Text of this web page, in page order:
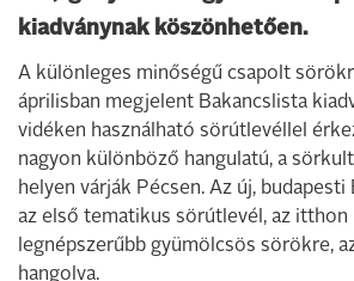
kiadványnak köszönhetően.
A különleges minőségű csapolt
áprilisban megjelent Bakancslista
vidéken használható sörútlevéllel
nagyon különböző hangulatú, a
helyen várják Pécsen. Az új,
az első tematikus sörútlevél, az itthon
legnépszerűbb gyümölcsös sörökre,
hangolva.